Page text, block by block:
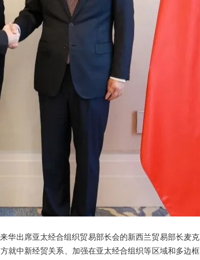
华出席亚太经合组织贸易部长会的新西兰贸易部长麦克
就中新经贸关系、加强在亚太经合组织等区域和多边框